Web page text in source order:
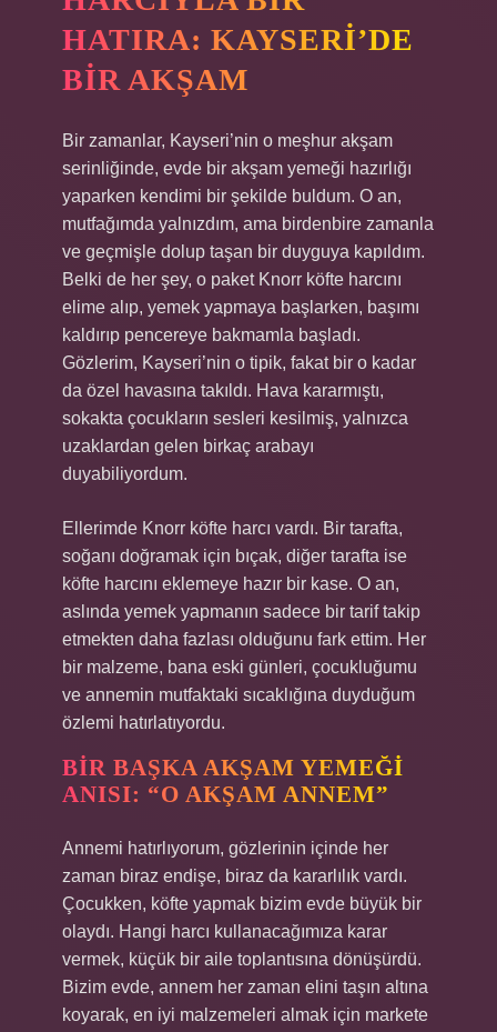
HATIRA: KAYSERI’DE
BIR AKŞAM
Bir zamanlar, Kayseri’nin o meşhur akşam
serinliğinde, evde bir akşam yemeği hazırlığı
yaparken kendimi bir şekilde buldum. O an,
mutfağımda yalnızdım, ama birdenbire zamanla
ve geçmişle dolup taşan bir duyguya kapıldım.
Belki de her şey, o paket Knorr köfte harcını
elime alıp, yemek yapmaya başlarken, başımı
kaldırıp pencereye bakmamla başladı.
Gözlerim, Kayseri’nin o tipik, fakat bir o kadar
da özel havasına takıldı. Hava kararmıştı,
sokakta çocukların sesleri kesilmiş, yalnızca
uzaklardan gelen birkaç arabayı
duyabiliyordum.
Ellerimde Knorr köfte harcı vardı. Bir tarafta,
soğanı doğramak için bıçak, diğer tarafta ise
köfte harcını eklemeye hazır bir kase. O an,
aslında yemek yapmanın sadece bir tarif takip
etmekten daha fazlası olduğunu fark ettim. Her
bir malzeme, bana eski günleri, çocukluğumu
ve annemin mutfaktaki sıcaklığına duyduğum
özlemi hatırlatıyordu.
BIR BAŞKA AKŞAM YEMEĞI
ANISI: “O AKŞAM ANNEM”
Annemi hatırlıyorum, gözlerinin içinde her
zaman biraz endişe, biraz da kararlılık vardı.
Çocukken, köfte yapmak bizim evde büyük bir
olaydı. Hangi harcı kullanacağımıza karar
vermek, küçük bir aile toplantısına dönüşürdü.
Bizim evde, annem her zaman elini taşın altına
koyarak, en iyi malzemeleri almak için markete